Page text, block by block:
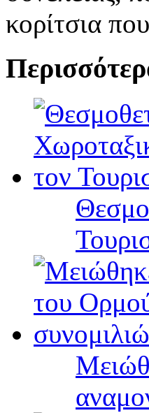
κορίτσια